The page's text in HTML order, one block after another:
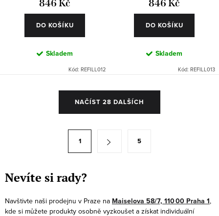
846 Kč
DO KOŠÍKU
Skladem
Kód: REFILL012
846 Kč
DO KOŠÍKU
Skladem
Kód: REFILL013
c
í
p
r
NAČÍST 28 DALŠÍCH
á
k
1 5
Nevíte si rady?
Navštivte naši prodejnu v Praze na Maiselova 58/7, 110 00 Praha 1,
kde si můžete produkty osobně vyzkoušet a získat individuální